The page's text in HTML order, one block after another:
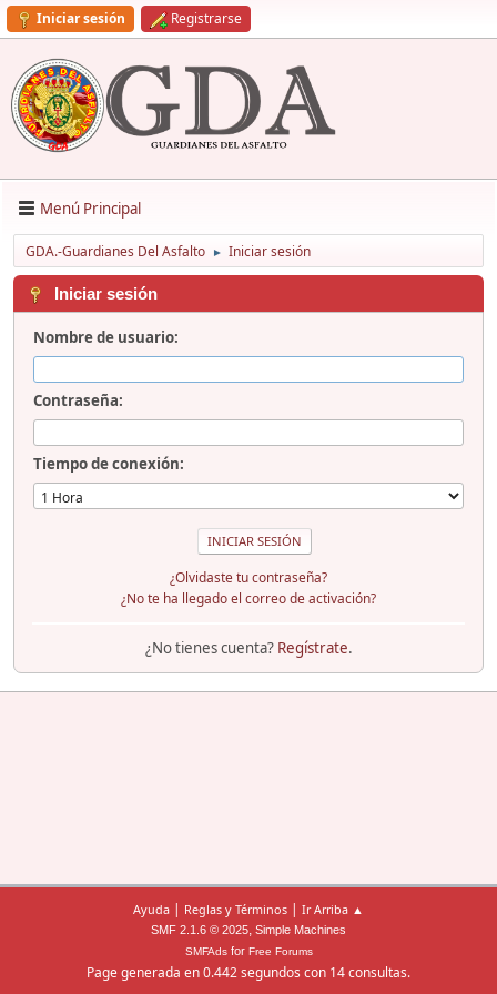
Iniciar sesión Registrarse
Menú Principal
GDA.-Guardianes Del Asfalto ► Iniciar sesión
Iniciar sesión
Nombre de usuario:
Contraseña:
Tiempo de conexión:
¿Olvidaste tu contraseña?
¿No te ha llegado el correo de activación?
¿No tienes cuenta? Regístrate.
Ayuda | Reglas y Términos | Ir Arriba ▲
SMF 2.1.6 © 2025, Simple Machines
SMFAdsfor Free Forums
Page generada en 0.442 segundos con 14 consultas.